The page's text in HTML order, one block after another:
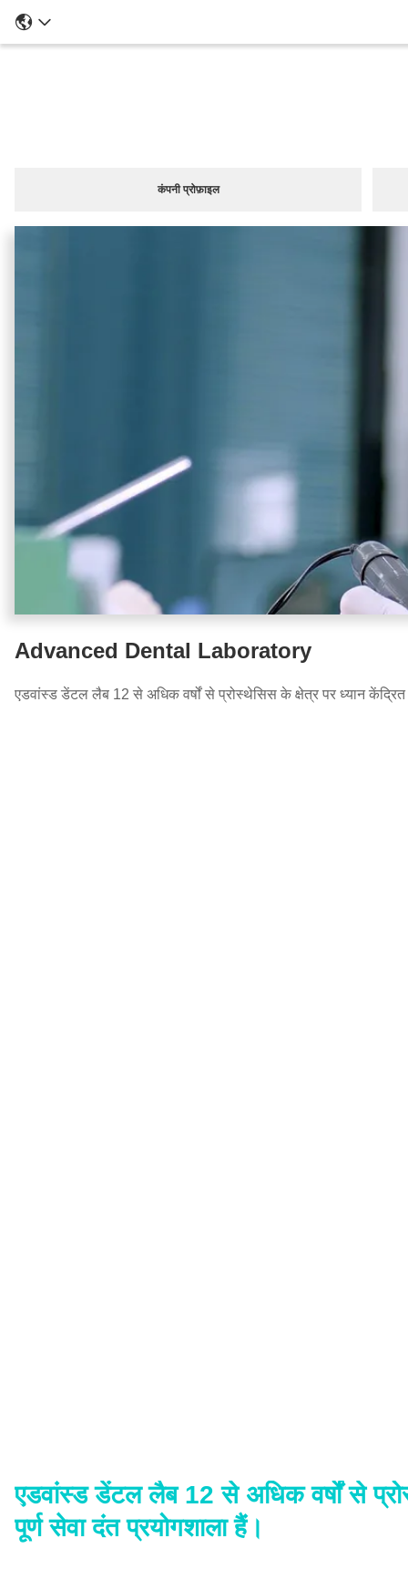
कंपनी प्रोफ़ाइल
Advanced Dental Laboratory
एडवांस्ड डेंटल लैब 12 से अधिक वर्षों से प्रोस्थेसिस के क्षेत्र पर ध्यान
एडवांस्ड डेंटल लैब 12 से अधिक वर्षों से
पूर्ण सेवा दंत प्रयोगशाला हैं।